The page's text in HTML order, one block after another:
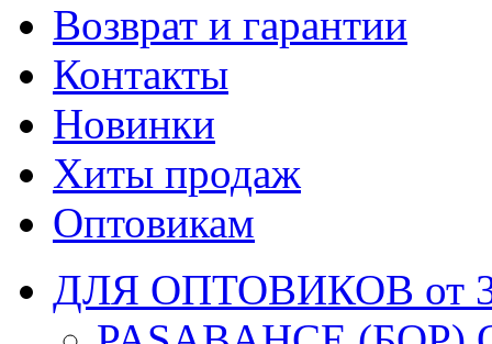
Возврат и гарантии
Контакты
Новинки
Хиты продаж
Оптовикам
ДЛЯ ОПТОВИКОВ от